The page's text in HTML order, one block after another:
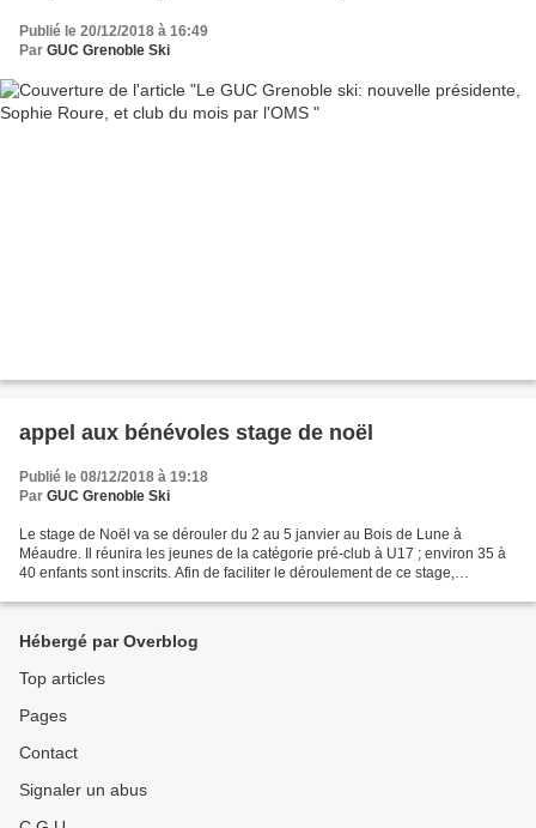
Publié le 20/12/2018 à 16:49
Par GUC Grenoble Ski
appel aux bénévoles stage de noël
Publié le 08/12/2018 à 19:18
Par GUC Grenoble Ski
Le stage de Noël va se dérouler du 2 au 5 janvier au Bois de Lune à
Méaudre. Il réunira les jeunes de la catégorie pré-club à U17 ; environ 35 à
40 enfants sont inscrits. Afin de faciliter le déroulement de ce stage,
Hébergé par Overblog
Top articles
Pages
Contact
Signaler un abus